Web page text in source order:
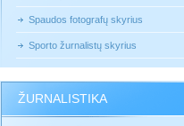
Spaudos fotografų skyrius
Sporto žurnalistų skyrius
ŽURNALISTIKA